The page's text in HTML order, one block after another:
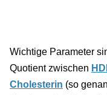
Wichtige Parameter
Quotient zwischen
Cholesterin (so